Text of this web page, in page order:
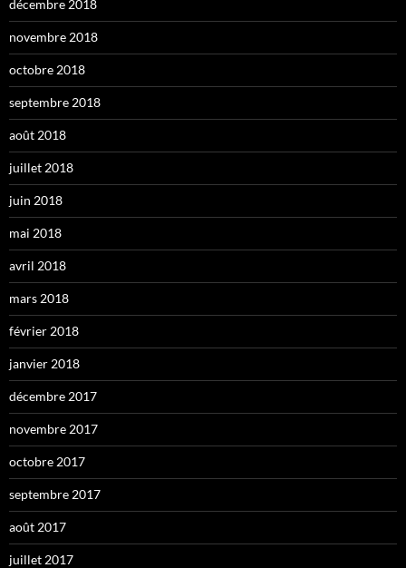
décembre 2018
novembre 2018
octobre 2018
septembre 2018
août 2018
juillet 2018
juin 2018
mai 2018
avril 2018
mars 2018
février 2018
janvier 2018
décembre 2017
novembre 2017
octobre 2017
septembre 2017
août 2017
juillet 2017